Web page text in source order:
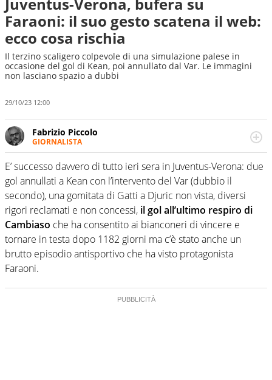
Faraoni: il suo gesto scatena il web:
ecco cosa rischia
Il terzino scaligero colpevole di una simulazione palese in
occasione del gol di Kean, poi annullato dal Var. Le immagini
non lasciano spazio a dubbi
29/10/23 12:00
Fabrizio Piccolo
GIORNALISTA
Nella sua carriera ha seguito numerose manifestazioni
sportive e collaborato con agenzie e testate. Esperienza,
competenza, conoscenza e memoria storica. Si occupa
prevalentemente di calcio
E’ successo davvero di tutto ieri sera in Juventus-Verona: due
gol annullati a Kean con l’intervento del Var (dubbio il
secondo), una gomitata di Gatti a Djuric non vista, diversi
rigori reclamati e non concessi, il gol all’ultimo respiro di
Cambiaso che ha consentito ai bianconeri di vincere e
tornare in testa dopo 1182 giorni ma c’è stato anche un
brutto episodio antisportivo che ha visto protagonista
Faraoni.